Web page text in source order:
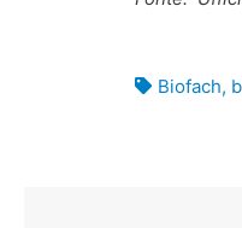
Biofach,